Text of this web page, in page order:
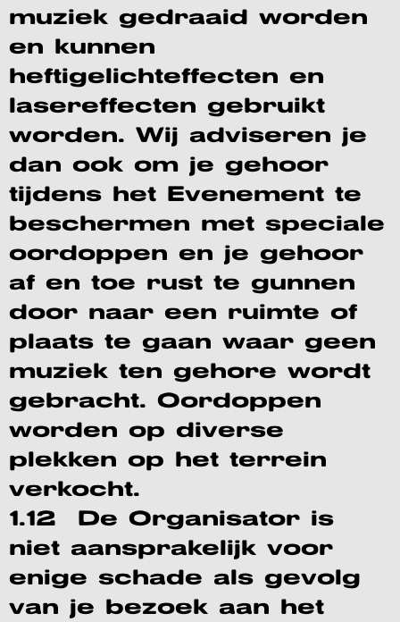
muziek gedraaid worden
en kunnen
heftigelichteffecten en
lasereffecten gebruikt
worden. Wij adviseren je
dan ook om je gehoor
tijdens het Evenement te
beschermen met speciale
oordoppen en je gehoor
af en toe rust te gunnen
door naar een ruimte of
plaats te gaan waar geen
muziek ten gehore wordt
gebracht. Oordoppen
worden op diverse
plekken op het terrein
verkocht.
1.12 De Organisator is
niet aansprakelijk voor
enige schade als gevolg
van je bezoek aan het